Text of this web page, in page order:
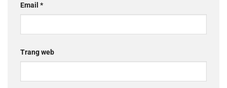
Email *
Trang web